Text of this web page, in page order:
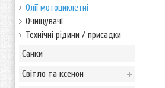
Олії мотоциклетні
Очищувачі
Технічні рідини / присадки
Санки
Світло та ксенон